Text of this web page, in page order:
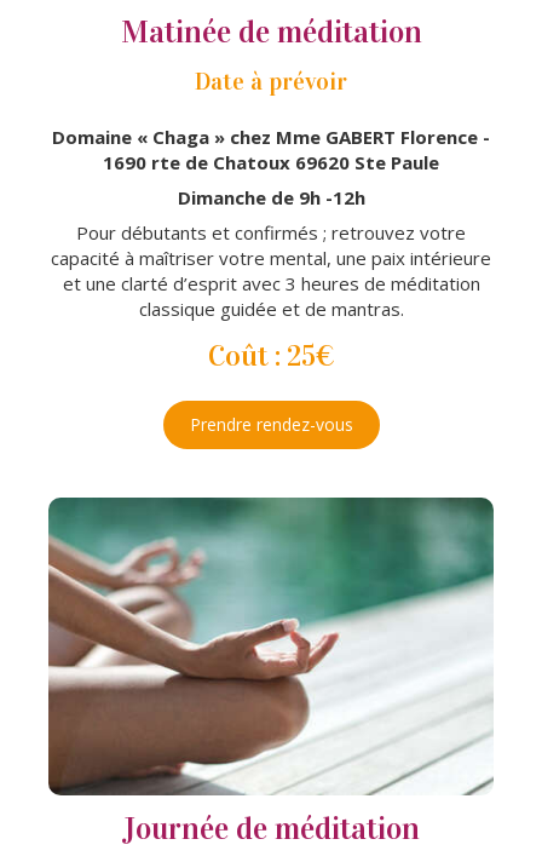
Matinée de méditation
Date à prévoir
Domaine « Chaga » chez Mme GABERT Florence -
1690 rte de Chatoux 69620 Ste Paule
Dimanche de 9h -12h
Pour débutants et confirmés ; retrouvez votre
capacité à maîtriser votre mental, une paix intérieure
et une clarté d’esprit avec 3 heures de méditation
classique guidée et de mantras.
Coût : 25€
Prendre rendez-vous
Journée de méditation